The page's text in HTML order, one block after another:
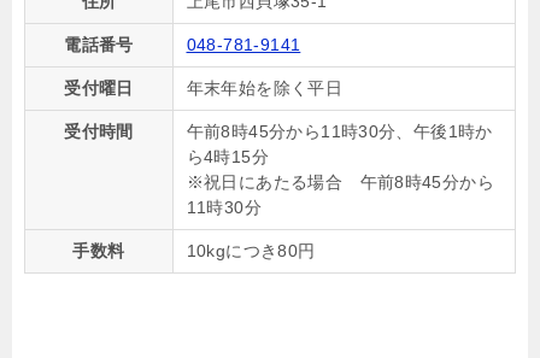
電話番号 048-781-9141
受付曜日 年末年始を除く平日
受付時間
午前8時45分から11時30分、午後1時か
ら4時15分
※祝日にあたる場合 午前8時45分から
11時30分
手数料 10kgにつき80円